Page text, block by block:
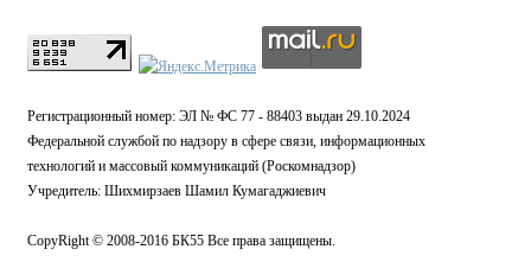
Регистрационный номер: ЭЛ № ФС 77 - 88403 выдан 29.10.2024
Федеральной службой по надзору в сфере связи, информационных
технологий и массовый коммуникаций (Роскомнадзор)
Учредитель: Шихмирзаев Шамил Кумагаджиевич
CopyRight © 2008-2016 БК55 Все права защищены.